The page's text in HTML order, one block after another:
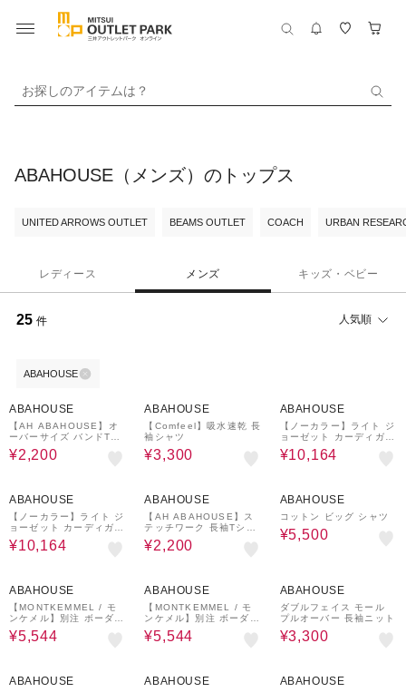
お探しのアイテムは？
ABAHOUSE（メンズ）のトップス
UNITED ARROWS OUTLET BEAMS OUTLET COACH URBAN
レディース メンズ キッズ・ベビー
25 件 人気順
ABAHOUSE
ABAHOUSE
【AH ABAHOUSE】オ
ーバーサイズ バンドTシ
ャツ
¥2,200
ABAHOUSE
【Comfeel】吸水速乾 長
袖シャツ
¥3,300
ABAHOUSE
【ノーカラー】ライト ジ
ョーゼット カーディガン
/ ボタンレスカーディガ
ン
¥10,164
ABAHOUSE
【ノーカラー】ライト ジ
ョーゼット カーディガン
/ ボタンレスカーディガ
ン
¥10,164
ABAHOUSE
【AH ABAHOUSE】ス
テッチワーク 長袖Tシャ
ツ / ロンT
¥2,200
ABAHOUSE
コットン ビッグ シャツ
¥5,500
ABAHOUSE
【MONTKEMMEL / モ
ンケメル】別注 ボーダー
オーバーサイズ クルーネ
¥5,544
ABAHOUSE
【MONTKEMMEL / モ
ンケメル】別注 ボーダー
オーバーサイズ クルーネ
¥5,544
ABAHOUSE
ダブルフェイス モール
プルオーバー 長袖ニット
¥3,300
ABAHOUSE ABAHOUSE ABAHOUSE